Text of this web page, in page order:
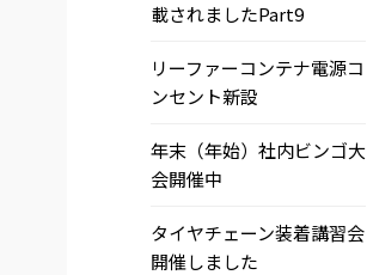
載されましたPart9
リーファーコンテナ電源コ
ンセント新設
年末（年始）社内ビンゴ大
会開催中
タイヤチェーン装着講習会
開催しました